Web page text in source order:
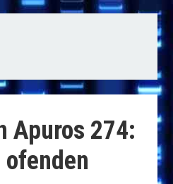
Apuros 274:
ofenden